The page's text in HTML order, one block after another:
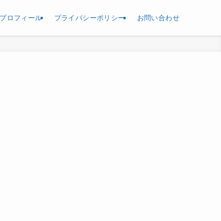
プロフィール プライバシーポリシー お問い合わせ